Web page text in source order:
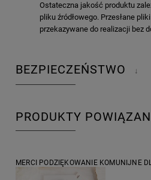
Ostateczna jakość produktu
pliku źródłowego. Przesłane
przekazywane do realizacji bez
BEZPIECZEŃSTWO ↓
PRODUKTY
MERCI PODZIĘKOWANIE KOMUNIJNE